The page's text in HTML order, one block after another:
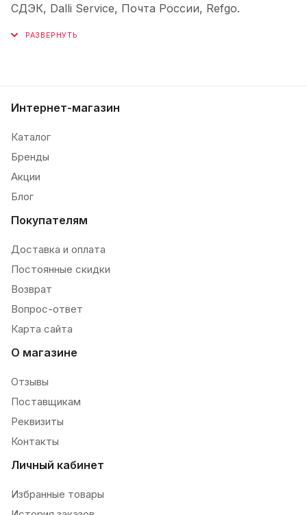
СДЭК, Dalli Service, Почта России, Refgo.
Интернет-магазин
Каталог
Бренды
Акции
Блог
Покупателям
Доставка и оплата
Постоянные скидки
Возврат
Вопрос-ответ
Карта сайта
О магазине
Отзывы
Поставщикам
Реквизиты
Контакты
Личный кабинет
Избранные товары